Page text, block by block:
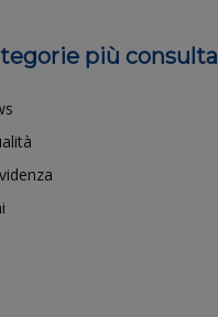
più